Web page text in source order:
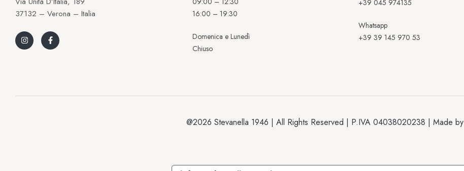
37132 – Verona – Italia
16:00 – 19:30
Domenica e Lunedì
Chiuso
+39 045 974135
Whatsapp
+39 39 145 970 53
@2026 Stevanella 1946 | All Rights Reserved | P.IVA 04038020238 | Made by